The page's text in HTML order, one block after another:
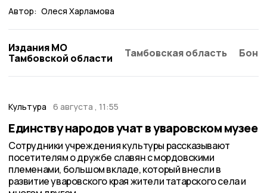
Автор: Олеся Харламова
Издания МО
Тамбовской области
Тамбовская область
Культура 6 августа , 11:55
Единству народов учат в уваровском музее
Сотрудники учреждения культуры рассказывают
посетителям о дружбе славян с мордовскими
племенами, большом вкладе, который внесли в
развитие уваровского края жители татарского села и